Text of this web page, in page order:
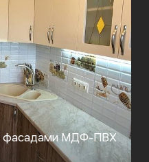
с фасадами МДФ-ПВХ